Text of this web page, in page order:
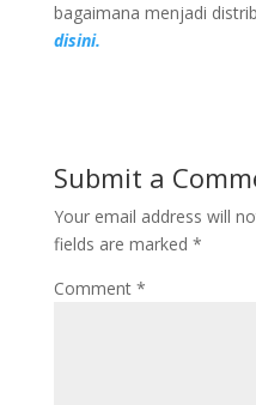
bagaimana menjadi
disini.
Submit a
Your email address will
fields are marked *
Comment *